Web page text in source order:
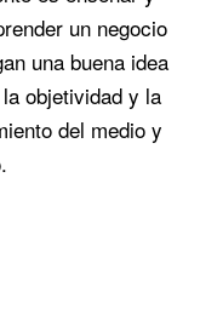
un negocio
una buena idea
objetividad y la
del medio y